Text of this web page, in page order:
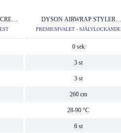
DYSON AIRWRAP STYLER
COMPLETE
PREMIUMVALET - SJÄLVLOCKANDE
0 sek
3 st
3 st
260 cm
28-90 °C
6 st